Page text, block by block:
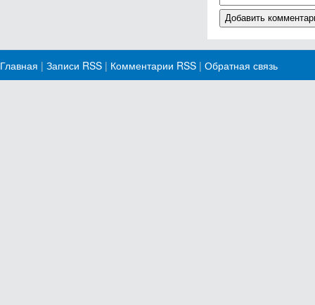
Главная | Записи RSS | Комментарии RSS | Обратная связь